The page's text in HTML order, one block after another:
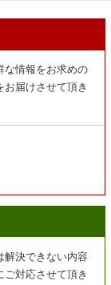
な情報をお求めの
届けさせて頂き
解決できない内容
対応させて頂き